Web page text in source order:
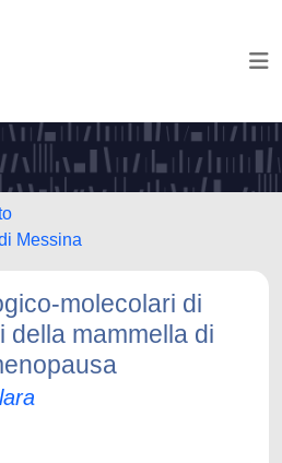
Messina
molecolari di
della mammella di